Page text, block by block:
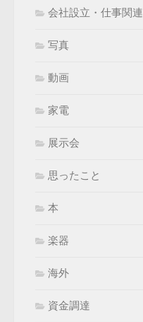
会社設立・仕事関連
写真
動画
家電
展示会
思ったこと
本
楽器
海外
資金調達